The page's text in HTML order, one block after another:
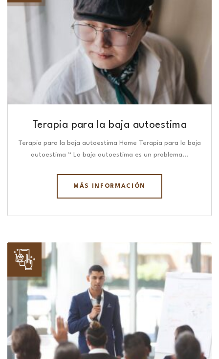
Terapia para la baja autoestima
Terapia para la baja autoestima Home Terapia para la baja
autoestima “ La baja autoestima es un problema…
MÁS INFORMACIÓN